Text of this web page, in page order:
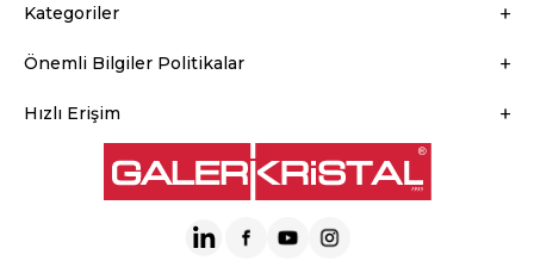
Kategoriler
Önemli Bilgiler Politikalar
Hızlı Erişim